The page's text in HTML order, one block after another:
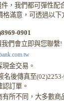
，我們都可彈性配
滿意，可透過以下
0901
們會立即與您聯繫!
金交易。
名後傳真至
訂單。
所不同，大多數商